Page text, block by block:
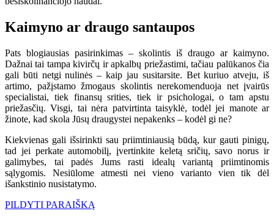
Kaimyno ar draugo santaupos
Pats blogiausias pasirinkimas – skolintis iš draugo ar kaimyno.
Dažnai tai tampa kivirčų ir apkalbų priežastimi, tačiau palūkanos čia
gali būti netgi nulinės – kaip jau susitarsite. Bet kuriuo atveju, iš
artimo, pažįstamo žmogaus skolintis nerekomenduoja net įvairūs
specialistai, tiek finansų srities, tiek ir psichologai, o tam apstu
priežasčių. Visgi, tai nėra patvirtinta taisyklė, todėl jei manote ar
žinote, kad skola Jūsų draugystei nepakenks – kodėl gi ne?
Kiekvienas gali išsirinkti sau priimtiniausią būdą, kur gauti pinigų,
tad jei perkate automobilį, įvertinkite keletą sričių, savo norus ir
galimybes, tai padės Jums rasti idealų variantą priimtinomis
sąlygomis. Nesiūlome atmesti nei vieno varianto vien tik dėl
išankstinio nusistatymo.
PILDYTI PARAIŠKĄ